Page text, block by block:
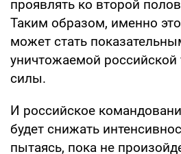
проявлять ко второй
Таким образом, именно
может стать
уничтожаемой российской
силы.
И российское
будет снижать
пытаясь, пока не